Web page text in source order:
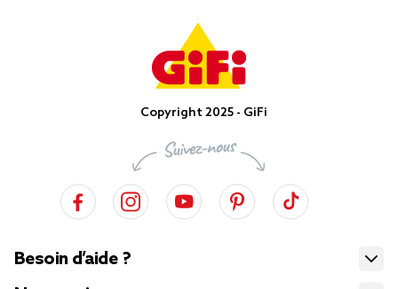
Copyright 2025 - GiFi
Besoin d’aide ?